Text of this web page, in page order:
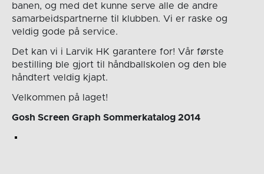
banen, og med det kunne serve alle de andre
samarbeidspartnerne til klubben. Vi er raske og
veldig gode på service.
Det kan vi i Larvik HK garantere for! Vår første
bestilling ble gjort til håndballskolen og den ble
håndtert veldig kjapt.
Velkommen på laget!
Gosh Screen Graph Sommerkatalog 2014